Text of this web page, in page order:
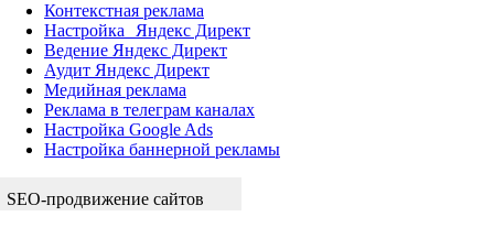
Контекстная реклама
Настройка Яндекс Директ
Ведение Яндекс Директ
Аудит Яндекс Директ
Медийная реклама
Реклама в телеграм каналах
Настройка Google Ads
Настройка баннерной рекламы
SEO-продвижение сайтов